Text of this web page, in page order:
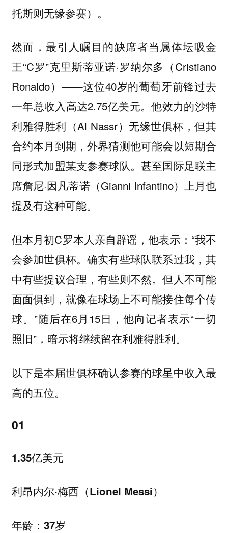
托斯则无缘参赛）。
然而，最引人瞩目的缺席者当属体坛吸金
王“C罗”克里斯蒂亚诺·罗纳尔多（Cristiano
Ronaldo）——这位40岁的葡萄牙前锋过去
一年总收入高达2.75亿美元。他效力的沙特
利雅得胜利（Al Nassr）无缘世俱杯，但其
合约本月到期，外界猜测他可能会以短期合
同形式加盟某支参赛球队。甚至国际足联主
席詹尼·因凡蒂诺（Gianni Infantino）上月也
提及有这种可能。
但本月初C罗本人亲自辟谣，他表示：“我不
会参加世俱杯。确实有些球队联系过我，其
中有些提议合理，有些则不然。但人不可能
面面俱到，就像在球场上不可能接住每个传
球。”随后在6月15日，他向记者表示“一切
照旧”，暗示将继续留在利雅得胜利。
以下是本届世俱杯确认参赛的球星中收入最
高的五位。
01
1.35亿美元
利昂内尔·梅西（Lionel Messi）
年龄：37岁